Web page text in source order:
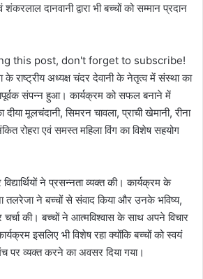
शंकरलाल दानवानी द्वारा भी बच्चों को सम्मान प्रदान
this post, don't forget to subscribe!
राष्ट्रीय अध्यक्ष चंदर देवानी के नेतृत्व में संस्था का
संपन्न हुआ। कार्यक्रम को सफल बनाने में
मूलचंदानी, सिमरन चावला, प्राची खेमानी, रीना
रोहरा एवं समस्त महिला विंग का विशेष सहयोग
ने प्रसन्नता व्यक्त की। कार्यक्रम के
तलरेजा ने बच्चों से संवाद किया और उनके भविष्य,
की। बच्चों ने आत्मविश्वास के साथ अपने विचार
इसलिए भी विशेष रहा क्योंकि बच्चों को स्वयं
पर व्यक्त करने का अवसर दिया गया।